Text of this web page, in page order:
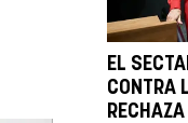
EL
CONTRA